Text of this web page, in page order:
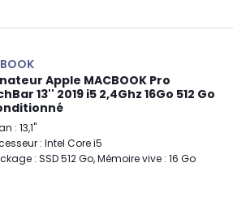
Apple MACBOOK Pro
13'' 2019 i5 2,4Ghz 16Go 512 Go
: 13,1"
: Intel Core i5
: SSD 512 Go, Mémoire vive : 16 Go